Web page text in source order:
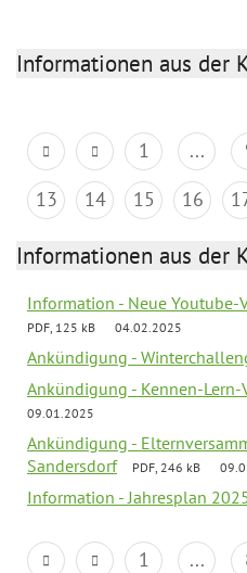
Informationen aus der
1 ...
13
14 15 16
Informationen aus der
Information - Neue
PDF, 125 kB 04.02.2025
Ankündigung -
Ankündigung - Kennen-Lern-
09.01.2025
Ankündigung -
Sandersdorf
PDF, 246 kB
Information - Jahresplan
1 ...